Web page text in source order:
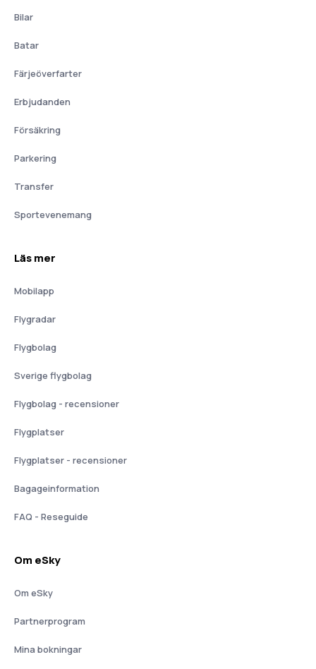
Bilar
Batar
Färjeöverfarter
Erbjudanden
Försäkring
Parkering
Transfer
Sportevenemang
Läs mer
Mobilapp
Flygradar
Flygbolag
Sverige flygbolag
Flygbolag - recensioner
Flygplatser
Flygplatser - recensioner
Bagageinformation
FAQ - Reseguide
Om eSky
Om eSky
Partnerprogram
Mina bokningar